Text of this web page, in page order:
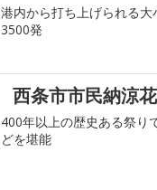
港内から打ち上げられる大
3500発
西条市市民納涼
400年以上の歴史ある祭り
どを堪能